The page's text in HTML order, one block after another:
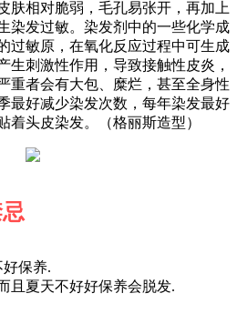
肤相对脆弱，毛孔易张开，再加上
染发过敏。染发剂中的一些化学成
过敏原，在氧化反应过程中可生成
生刺激性作用，导致接触性皮炎，
重者会有大包、糜烂，甚至全身性
最好减少染发次数，每年染发最好
着头皮染发。（格丽斯造型）
保养.
且夏天不好好保养会脱发.